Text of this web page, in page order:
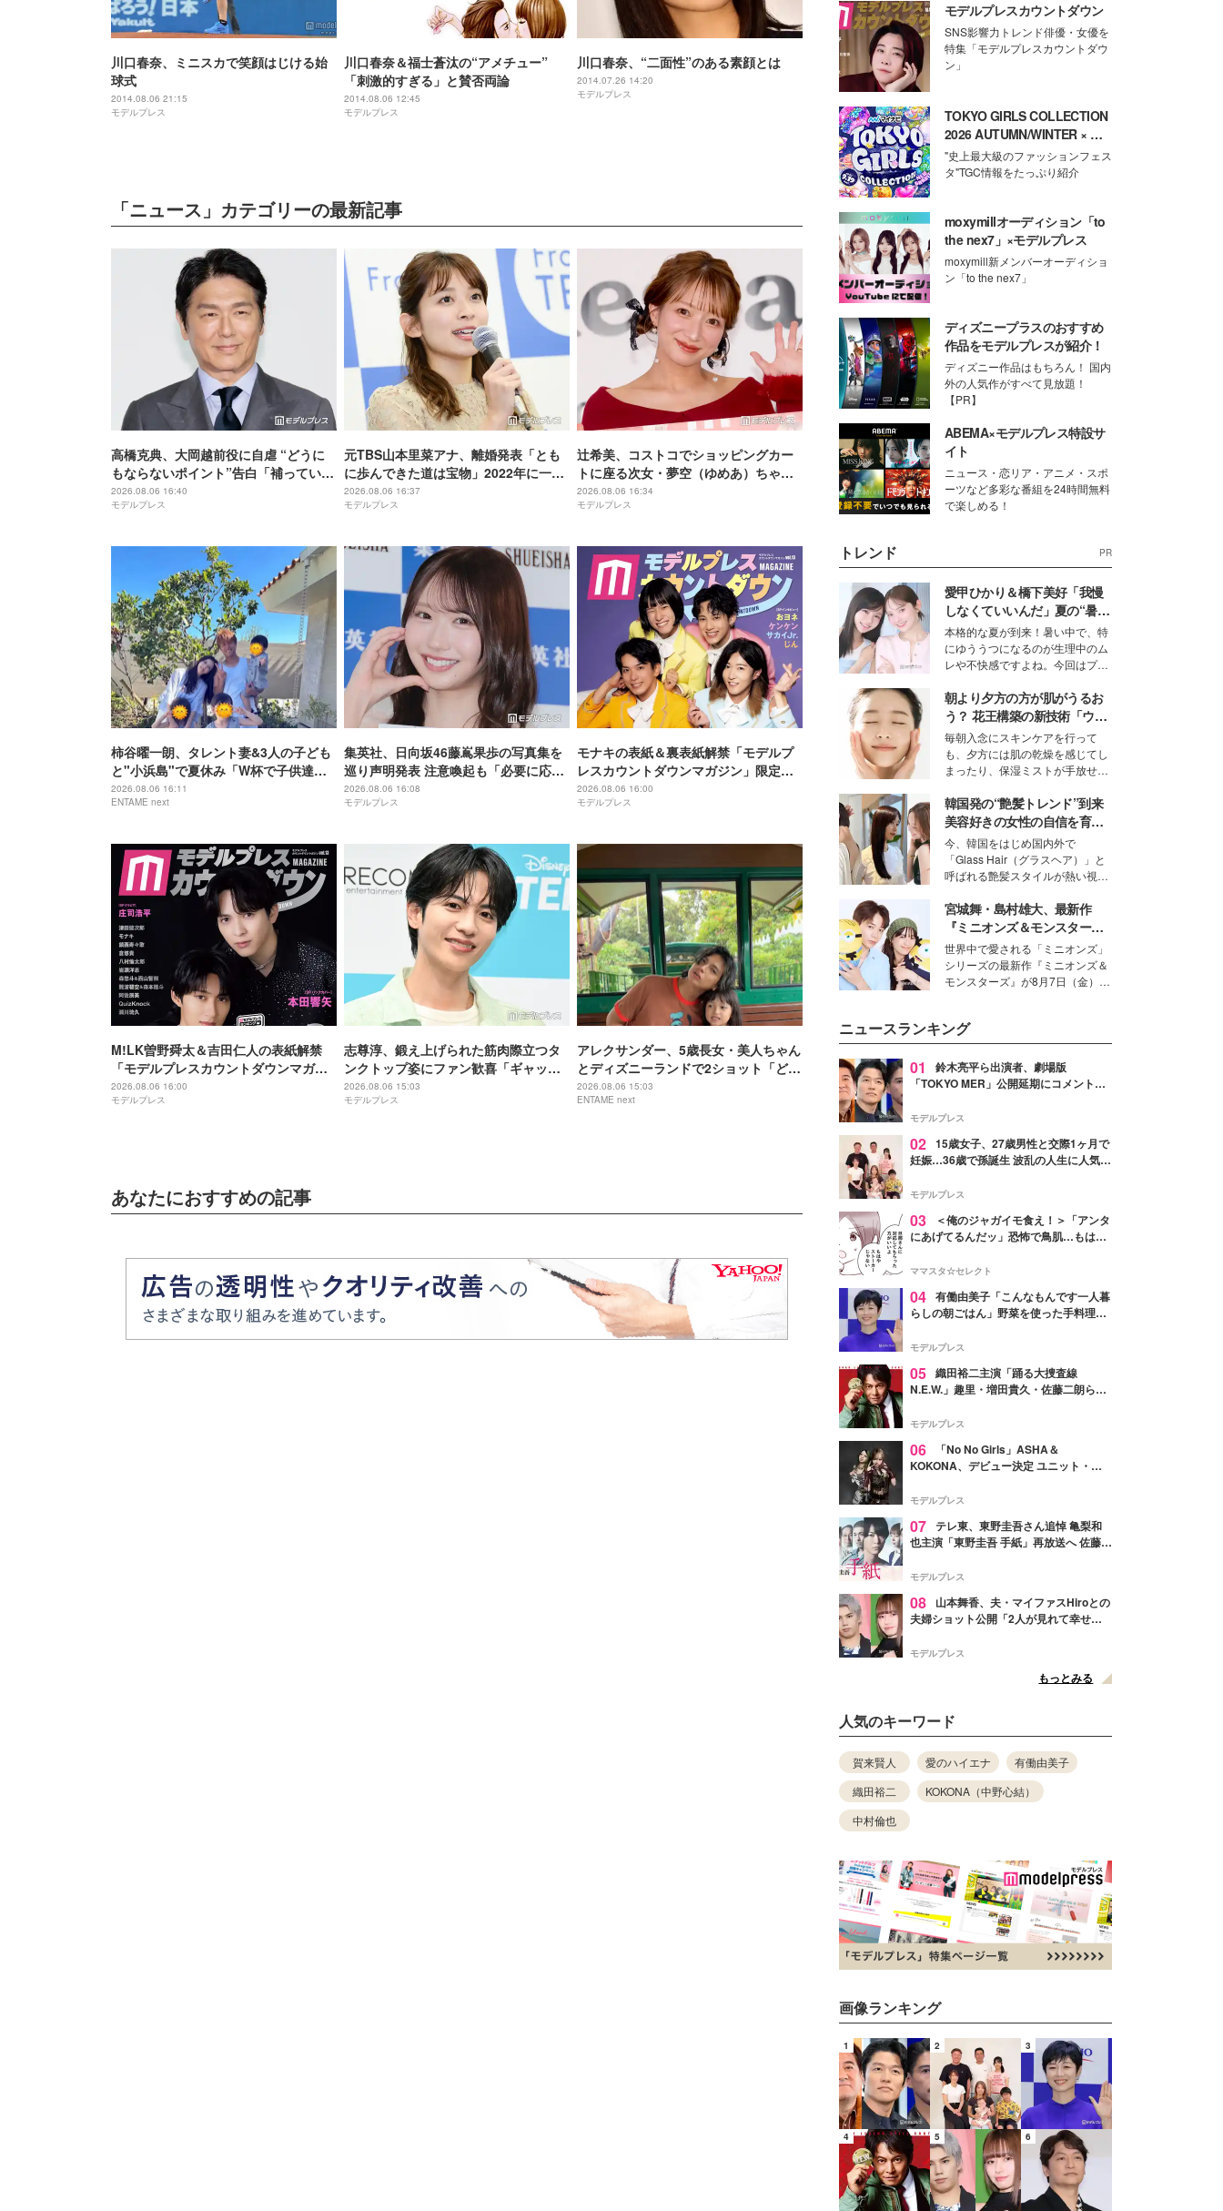
川口春奈、ミニスカで笑顔はじける始
球式
2014.08.06 21:15
モデルプレス
川口春奈＆福士蒼汰の“アメチュー”
「刺激的すぎる」と賛否両論
2014.08.06 12:45
モデルプレス
川口春奈、“二面性”のある素顔とは
2014.07.26 14:20
モデルプレス
「ニュース」カテゴリーの最新記事
高橋克典、大岡越前役に自虐 “どうに
もならないポイント”告白「補っていき
たい」
2026.08.06 16:40
モデルプレス
元TBS山本里菜アナ、離婚発表「とも
に歩んできた道は宝物」2022年に一般
男性と結婚
2026.08.06 16:37
モデルプレス
辻希美、コストコでショッピングカー
トに座る次女・夢空（ゆめあ）ちゃん
の姿公開「乗りこなしてる感じが可愛
すぎ」「成長を感じる」の声
2026.08.06 16:34
モデルプレス
柿谷曜一朗、タレント妻&3人の子ども
と"小浜島"で夏休み「W杯で子供達と
全く遊べなかった」
2026.08.06 16:11
ENTAME next
集英社、日向坂46藤嶌果歩の写真集を
巡り声明発表 注意喚起も「必要に応じ
て法的措置を含む対応を検討」
2026.08.06 16:08
モデルプレス
モナキの表紙＆裏表紙解禁「モデルプ
レスカウントダウンマガジン」限定版
でWカバー
2026.08.06 16:00
モデルプレス
M!LK曽野舜太＆吉田仁人の表紙解禁
「モデルプレスカウントダウンマガジ
ン」巻頭に登場
2026.08.06 16:00
モデルプレス
志尊淳、鍛え上げられた筋肉際立つタ
ンクトップ姿にファン歓喜「ギャップ
がすごい」「破壊力すごい」
2026.08.06 15:03
モデルプレス
アレクサンダー、5歳長女・美人ちゃん
とディズニーランドで2ショット「どん
どんきれいになりますね」
2026.08.06 15:03
ENTAME next
あなたにおすすめの記事
モデルプレスカウントダウン
SNS影響力トレンド俳優・女優を
特集「モデルプレスカウントダウ
ン」
TOKYO GIRLS COLLECTION
2026 AUTUMN/WINTER × モ
デルプレス
"史上最大級のファッションフェス
タ"TGC情報をたっぷり紹介
moxymillオーディション「to
the nex7」×モデルプレス
moxymill新メンバーオーディショ
ン「to the nex7」
ディズニープラスのおすすめ
作品をモデルプレスが紹介！
ディズニー作品はもちろん！ 国内
外の人気作がすべて見放題！
【PR】
ABEMA×モデルプレス特設サ
イト
ニュース・恋リア・アニメ・スポ
ーツなど多彩な番組を24時間無料
で楽しめる！
トレンド PR
愛甲ひかり＆橋下美好「我慢
しなくていいんだ」夏の“暑さ
対策”の新しい選択肢とは？
本格的な夏が到来！暑い中で、特
にゆううつになるのが生理中のム
レや不快感ですよね。今回はプラ
モデル・愛甲ひかりさんと橋下美
好さんを迎えて本音で女子会トー
ク。猛暑のお出かけを快適に過ご
すヒントや、2人が感動した夏の
生理の新常識にも迫りました。
朝より夕方の方が肌がうるお
う？ 花王構築の新技術「ウォ
ーターキャプチャリングスキ
ン（捕水肌）」がスキンケア
の常識を変える予感
毎朝入念にスキンケアを行って
も、夕方には肌の乾燥を感じてし
まったり、保湿ミストが手放せな
な美容の常識を大きく変える可能
性を秘めた、革新的な「Water
Capturing Skin（ウォーターキャ
プチャリングスキン：捕水肌）」
技術を、花王が構築した。
韓国発の“艶髪トレンド”到来
美容好きの女性の自信を育む
「ヘアケア事情」って？
今、韓国をはじめ国内外で
「Glass Hair（グラスヘア）」と
呼ばれる艶髪スタイルが熱い視線
ションの完成度を高めるベースと
して、“髪そのものの美しさ”に改
めて注目する人が増えている様
子。今回は、そんな憧れの艶やか
な髪を日常で叶える、美容好きの
女性たちのヘアケア事情を紹介し
宮城舞・島村雄大、最新作
『ミニオンズ＆モンスター
ズ』の魅力熱弁 ハチャメチャ
だけじゃない“友情と絆”に感
動
世界中で愛される「ミニオンズ」
シリーズの最新作『ミニオンズ＆
モンスターズ』が8月7日（金）に
デルの宮城舞と島村雄大の特別対
談をお届け！それぞれの視点か
ら、今作ならではの魅力や予想外
の感動をもたらす奥深いストーリ
た。
ニュースランキング
01
鈴木亮平ら出演者、劇場版
「TOKYO MER」公開延期にコメント
最大の敬意とエールを」
モデルプレス
02 15歳女子、27歳男性と交際1ヶ月で
妊娠…36歳で孫誕生 波乱の人生に人気タ
よ！」
モデルプレス
03
＜俺のジャガイモ食え！＞「アンタ
にあげてるんだッ」恐怖で鳥肌…もはや
ママスタ☆セレクト
04 有働由美子「こんなもんです一人暮
らしの朝ごはん」野菜を使った手料理公
そう」と反響
モデルプレス
05 織田裕二主演「踊る大捜査線
N.E.W.」趣里・増田貴久・佐藤二朗ら新
徴する“謎のキーワード”も
モデルプレス
06
「No No Girls」ASHA＆
KOKONA、デビュー決定 ユニット・
リリースへ
モデルプレス
07 テレ東、東野圭吾さん追悼 亀梨和
也主演「東野圭吾 手紙」再放送へ 佐藤隆
モデルプレス
08
山本舞香、夫・マイファスHiroとの
夫婦ショット公開「2人が見れて幸せ」
モデルプレス
もっとみる
人気のキーワード
賀来賢人 愛のハイエナ
有働由美子
織田裕二
KOKONA（中野心結）
中村倫也
画像ランキング
1 2 3
4 5 6